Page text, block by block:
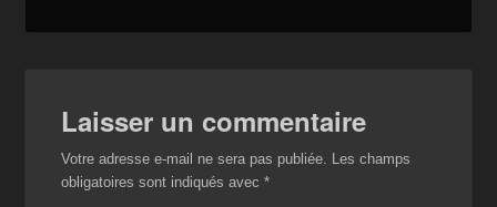
Laisser un commentaire
Votre adresse e-mail ne sera pas publiée.
Les champs
obligatoires sont indiqués avec*